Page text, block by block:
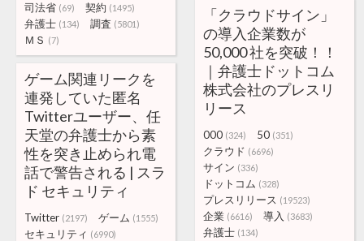
司法省 (69) 契約 (1495)
弁護士 (134) 調査 (5801)
ＭＳ (7)
「クラウドサイン」
の導入企業数が
50,000 社を突破！！
｜弁護士ドットコム
株式会社のプレスリ
リース
000 (324) 50 (351)
クラウド (6696)
サイン (336)
ドットコム (328)
プレスリリース (19523)
企業 (6616) 導入 (3683)
弁護士 (134)
ゲーム関連リークを
連発していた匿名
Twitterユーザー、任
天堂の弁護士から素
性を突き止められ電
話で警告される | スラ
ド セキュリティ
Twitter (2197) ゲーム (1555)
セキュリティ (6990)